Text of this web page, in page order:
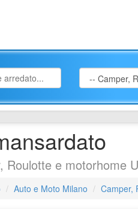
Roulotte e motorhome
Auto e Moto Milano Camper,